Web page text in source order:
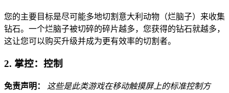
您的主要目标是尽可能多地切割意大利动物（烂脑子）来收集
钻石。一个烂脑子被切碎的碎片越多，您获得的钻石就越多，
这让您可以购买升级并成为更有效率的切割者。
2. 掌控：控制
免责声明：
这些是此类游戏在移动触摸屏上的标准控制方